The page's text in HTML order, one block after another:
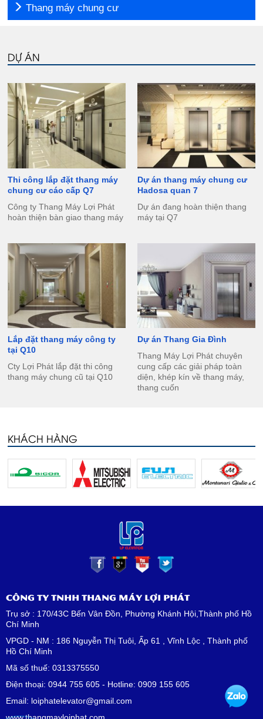
Thang máy chung cư
DỰ ÁN
Thi công lắp đặt thang máy
chung cư cáo cấp Q7
Công ty Thang Máy Lợi Phát
hoàn thiện bàn giao thang máy
Dự án thang máy chung cư
Hadosa quan 7
Dự án đang hoàn thiện thang
máy tại Q7
Lắp đặt thang máy công ty
tại Q10
Cty Lợi Phát lắp đặt thi công
thang máy chung cũ tại Q10
Dự án Thang Gia Đình
Thang Máy Lợi Phát chuyên
cung cấp các giải pháp toàn
diện, khép kín về thang máy,
thang cuốn
KHÁCH HÀNG
CÔNG TY TNHH THANG MÁY LỢI PHÁT
Trụ sở : 170/43C Bến Vân Đồn, Phường Khánh Hội,Thành phố Hồ
Chí Minh
VPGD - NM : 186 Nguyễn Thị Tuôi, Ấp 61 , Vĩnh Lộc , Thành phố
Hồ Chí Minh
Mã số thuế: 0313375550
Điện thoại: 0944 755 605 - Hotline: 0909 155 605
Email: loiphatelevator@gmail.com